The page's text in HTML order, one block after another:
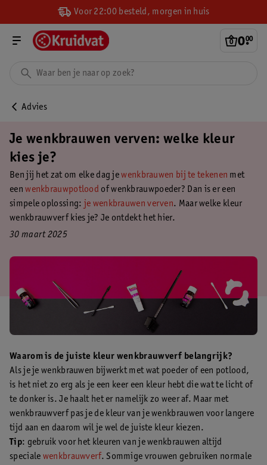
Voor 22:00 besteld, morgen in huis
0.
00
Advies
Je wenkbrauwen verven: welke kleur
kies je?
Ben jij het zat om elke dag jewenkbrauwen bij te tekenen met
eenwenkbrauwpotlood of wenkbrauwpoeder? Dan is er een
simpele oplossing: je wenkbrauwen verven. Maar welke kleur
wenkbrauwverf kies je? Je ontdekt het hier.
30 maart 2025
Waarom is de juiste kleur wenkbrauwverf belangrijk?
Als je je wenkbrauwen bijwerkt met wat poeder of een potlood,
is het niet zo erg als je een keer een kleur hebt die wat te licht of
te donker is. Je haalt het er namelijk zo weer af. Maar met
wenkbrauwverf pas je de kleur van je wenkbrauwen voor langere
tijd aan en daarom wil je wel de juiste kleur kiezen.
Tip: gebruik voor het kleuren van je wenkbrauwen altijd
speciale wenkbrauwverf. Sommige vrouwen gebruiken normale